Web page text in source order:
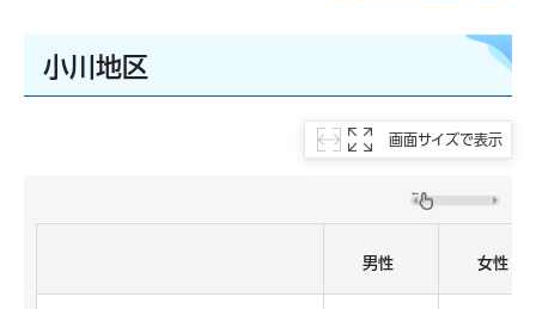
小川地区
画面サイズで表示
男性 女性